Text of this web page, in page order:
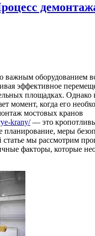
важным оборудованием
эффективное
площадках.
момент, когда его
мостовых кранов
krany/— это
планирование, меры
статье мы рассмотрим
факторы, которые